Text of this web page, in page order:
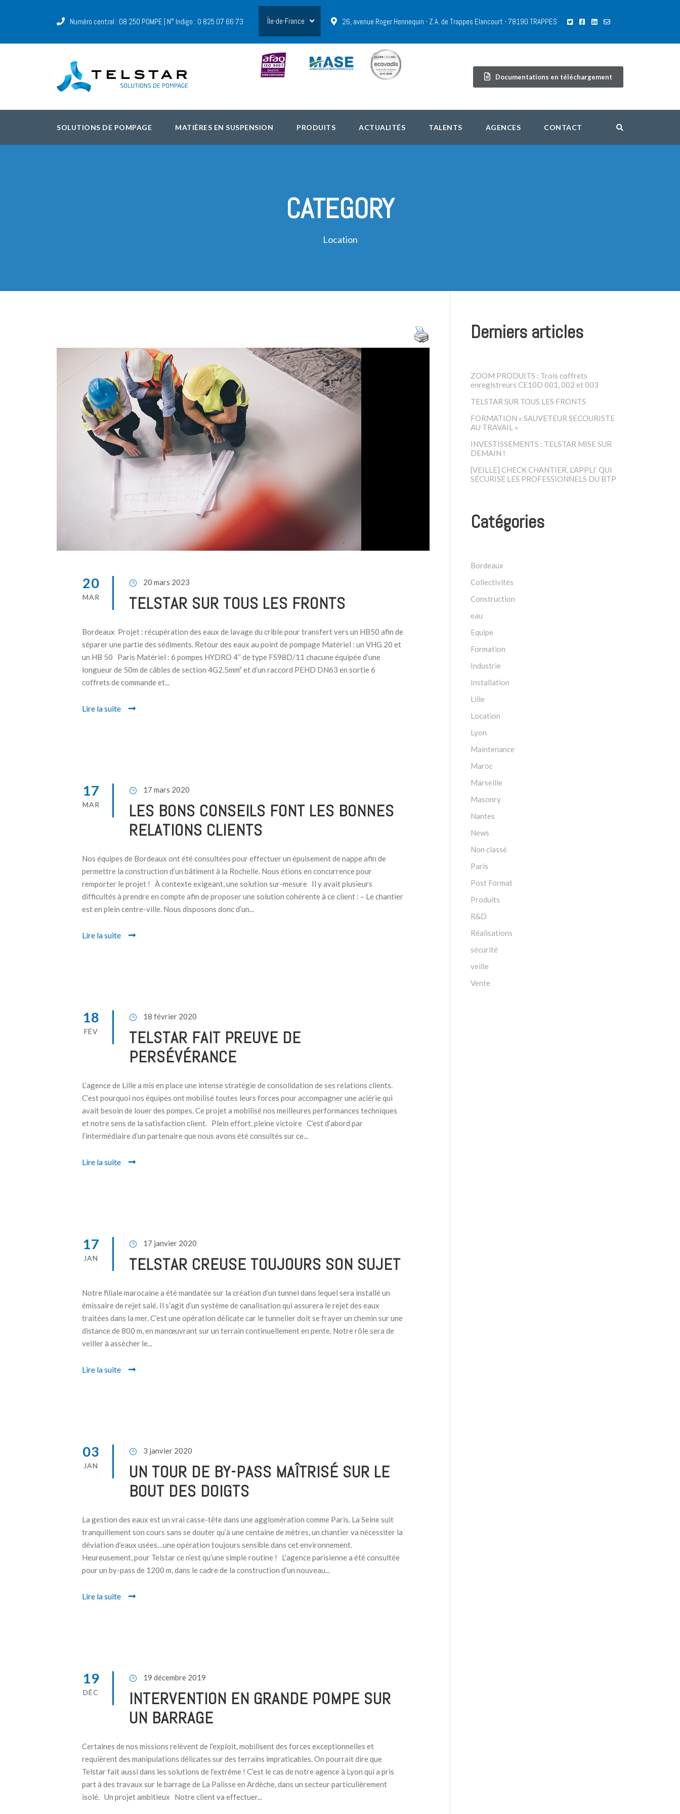
Numéro central : 08 250 POMPE | N° Indigo : 0 825 07 66 73 Île-de-France 26, avenue Roger Hennequin - Z.A. de Trappes Elancourt - 78190 TRAPPES
Documentations en téléchargement
SOLUTIONS DE POMPAGE MATIÈRES EN SUSPENSION PRODUITS ACTUALITÉS TALENTS AGENCES CONTACT
CATEGORY
Location
20
MAR
20 mars 2023
TELSTAR SUR TOUS LES FRONTS
Bordeaux Projet : récupération des eaux de lavage du crible pour transfert vers un HB50 afin de
séparer une partie des sédiments. Retour des eaux au point de pompage Matériel : un VHG 20 et
un HB 50 Paris Matériel : 6 pompes HYDRO 4’’ de type FS98D/11 chacune équipée d’une
longueur de 50m de câbles de section 4G2.5mm² et d’un raccord PEHD DN63 en sortie 6
coffrets de commande et...
Lire la suite
17
MAR
17 mars 2020
LES BONS CONSEILS FONT LES BONNES
RELATIONS CLIENTS
Nos équipes de Bordeaux ont été consultées pour effectuer un épuisement de nappe afin de
permettre la construction d’un bâtiment à la Rochelle. Nous étions en concurrence pour
remporter le projet ! À contexte exigeant, une solution sur-mesure Il y avait plusieurs
difficultés à prendre en compte afin de proposer une solution cohérente à ce client : – Le chantier
est en plein centre-ville. Nous disposons donc d’un...
Lire la suite
18
FÉV
18 février 2020
TELSTAR FAIT PREUVE DE
PERSÉVÉRANCE
L’agence de Lille a mis en place une intense stratégie de consolidation de ses relations clients.
C’est pourquoi nos équipes ont mobilisé toutes leurs forces pour accompagner une aciérie qui
avait besoin de louer des pompes. Ce projet a mobilisé nos meilleures performances techniques
et notre sens de la satisfaction client. Plein effort, pleine victoire C’est d’abord par
l’intermédiaire d’un partenaire que nous avons été consultés sur ce...
Lire la suite
17
JAN
17 janvier 2020
TELSTAR CREUSE TOUJOURS SON SUJET
Notre filiale marocaine a été mandatée sur la création d’un tunnel dans lequel sera installé un
émissaire de rejet salé. Il s’agit d’un système de canalisation qui assurera le rejet des eaux
traitées dans la mer. C’est une opération délicate car le tunnelier doit se frayer un chemin sur une
distance de 800 m, en manœuvrant sur un terrain continuellement en pente. Notre rôle sera de
veiller à assécher le...
Lire la suite
03
JAN
3 janvier 2020
UN TOUR DE BY-PASS MAÎTRISÉ SUR LE
BOUT DES DOIGTS
La gestion des eaux est un vrai casse-tête dans une agglomération comme Paris. La Seine suit
tranquillement son cours sans se douter qu’à une centaine de mètres, un chantier va nécessiter la
déviation d’eaux usées…une opération toujours sensible dans cet environnement.
Heureusement, pour Telstar ce n’est qu’une simple routine ! L’agence parisienne a été consultée
pour un by-pass de 1200 m, dans le cadre de la construction d’un nouveau...
Lire la suite
19
DÉC
19 décembre 2019
INTERVENTION EN GRANDE POMPE SUR
UN BARRAGE
Certaines de nos missions relèvent de l’exploit, mobilisent des forces exceptionnelles et
requièrent des manipulations délicates sur des terrains impraticables. On pourrait dire que
Telstar fait aussi dans les solutions de l’extrême ! C’est le cas de notre agence à Lyon qui a pris
part à des travaux sur le barrage de La Palisse en Ardèche, dans un secteur particulièrement
isolé. Un projet ambitieux Notre client va effectuer...
Derniers articles
ZOOM PRODUITS : Trois coffrets
enregistreurs CE10D 001, 002 et 003
TELSTAR SUR TOUS LES FRONTS
FORMATION « SAUVETEUR SECOURISTE
AU TRAVAIL »
INVESTISSEMENTS : TELSTAR MISE SUR
DEMAIN !
[VEILLE] CHECK CHANTIER, L’APPLI’ QUI
SÉCURISE LES PROFESSIONNELS DU BTP
Catégories
Bordeaux
Collectivités
Construction
eau
Equipe
Formation
Industrie
Installation
Lille
Location
Lyon
Maintenance
Maroc
Marseille
Masonry
Nantes
News
Non classé
Paris
Post Format
Produits
R&D
Réalisations
sécurité
veille
Vente